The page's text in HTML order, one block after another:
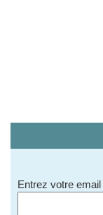
Entrez votre email